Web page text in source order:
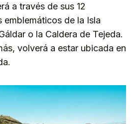
a través de sus 12
emblemáticos de la Isla
o la Caldera de Tejeda.
volverá a estar ubicada en